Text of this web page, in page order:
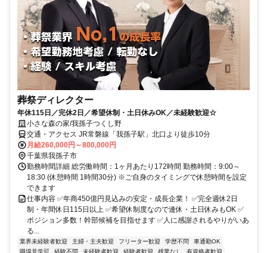
葬祭ディレクター
年休115日／完休2日／希望休制・土日休みOK／未経験歓迎☆
小さな森の家/我孫子つくし野
交通・アクセス JR常磐線「我孫子駅」北口より徒歩10分
月給260,000円～800,000円
千葉県我孫子市
勤務時間詳細 総労働時間：1ヶ月あたり172時間 勤務時間：9:00～
18:30 (休憩時間 1時間30分) ※ご自身のタイミングで休憩時間を設定
できます
仕事内容 ✅年商450億円見込みの安定・成長企業！ ✅完全週休2日
制・年間休日115日以上 ✅希望休制度なので連休・土日休みもOK ✅
ポジション多数！幹部候補を目指せます ✅人に感謝されるやりがいあ
る...
業界未経験者歓迎 主婦・主夫歓迎 フリーター歓迎 学歴不問
車通勤OK